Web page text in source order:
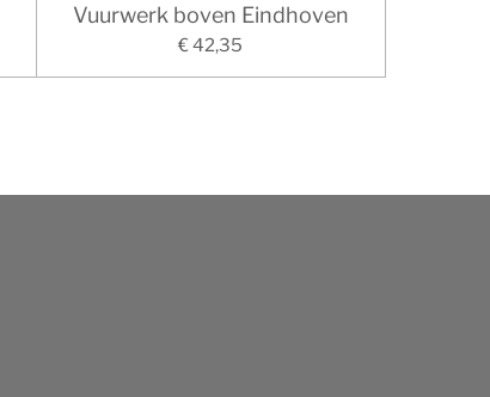
Vuurwerk boven Eindhoven
€ 42,35